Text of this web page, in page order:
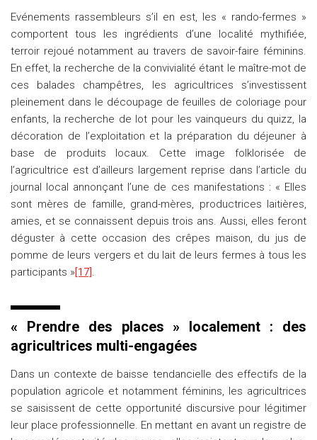
Evénements rassembleurs s’il en est, les « rando-fermes »
comportent tous les ingrédients d’une localité mythifiée,
terroir rejoué notamment au travers de savoir-faire féminins.
En effet, la recherche de la convivialité étant le maître-mot de
ces balades champêtres, les agricultrices s’investissent
pleinement dans le découpage de feuilles de coloriage pour
enfants, la recherche de lot pour les vainqueurs du quizz, la
décoration de l’exploitation et la préparation du déjeuner à
base de produits locaux. Cette image folklorisée de
l’agricultrice est d’ailleurs largement reprise dans l’article du
journal local annonçant l’une de ces manifestations : « Elles
sont mères de famille, grand-mères, productrices laitières,
amies, et se connaissent depuis trois ans. Aussi, elles feront
déguster à cette occasion des crêpes maison, du jus de
pomme de leurs vergers et du lait de leurs fermes à tous les
participants »[17].
« Prendre des places » localement : des
agricultrices multi-engagées
Dans un contexte de baisse tendancielle des effectifs de la
population agricole et notamment féminins, les agricultrices
se saisissent de cette opportunité discursive pour légitimer
leur place professionnelle. En mettant en avant un registre de